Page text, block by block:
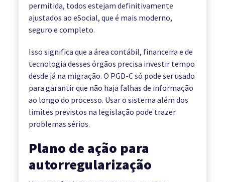
permitida, todos estejam definitivamente
ajustados ao eSocial, que é mais moderno,
seguro e completo.
Isso significa que a área contábil, financeira e de
tecnologia desses órgãos precisa investir tempo
desde já na migração. O PGD-C só pode ser usado
para garantir que não haja falhas de informação
ao longo do processo. Usar o sistema além dos
limites previstos na legislação pode trazer
problemas sérios.
Plano de ação para
autorregularização